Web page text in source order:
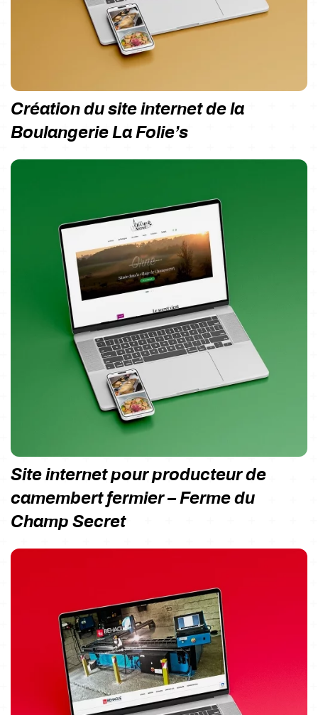
Création du site internet de la
Boulangerie La Folie’s
Site internet pour producteur de
camembert fermier – Ferme du
Champ Secret